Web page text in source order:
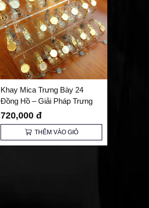
Khay Mica Trưng Bày 24
Đồng Hồ – Giải Pháp Trưng
Bày Sang Trọng và Tiện Lợi
720,000 đ
THÊM VÀO GIỎ